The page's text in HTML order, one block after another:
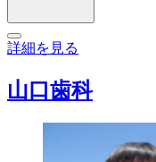
詳細を見る
山口歯科